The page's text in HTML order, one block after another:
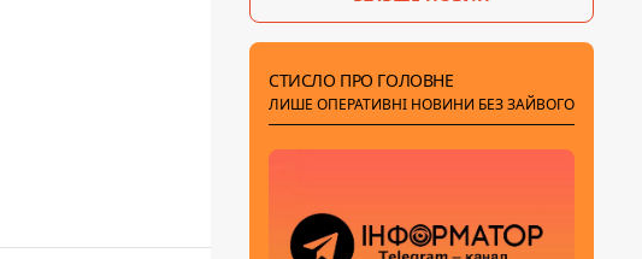
СТИСЛО ПРО ГОЛОВНЕ
ЛИШЕ ОПЕРАТИВНІ НОВИНИ БЕЗ ЗАЙВОГО